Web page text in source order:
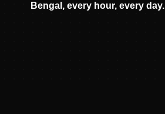
Bengal, every hour, every day.